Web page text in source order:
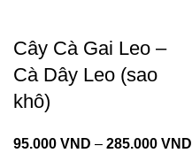
Cây Cà Gai Leo –
Cà Dây Leo (sao
khô)
95.000 VND – 285.000 VND